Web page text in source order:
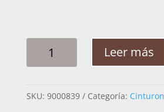
HOMBRE
RAMEADO
Leer más
SKU: 9000839 Categoría: